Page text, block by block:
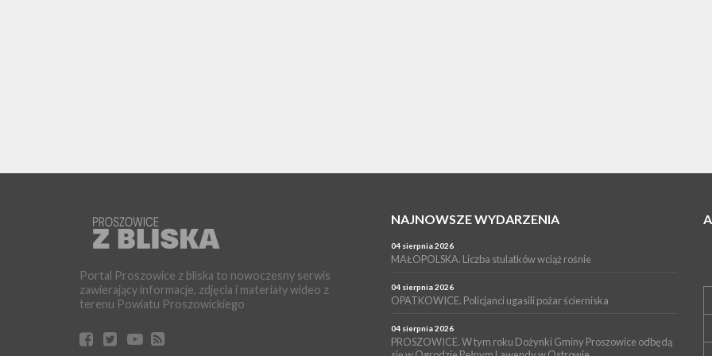
Portal Proszowice z bliska to nowoczesny serwis
zawierający informacje, zdjęcia i materiały wideo z
terenu Powiatu Proszowickiego
NAJNOWSZE WYDARZENIA
04 sierpnia 2026
MAŁOPOLSKA. Liczba stulatków wciąż rośnie
04 sierpnia 2026
OPATKOWICE. Policjanci ugasili pożar ścierniska
04 sierpnia 2026
PROSZOWICE. W tym roku Dożynki Gminy Proszowice odbędą